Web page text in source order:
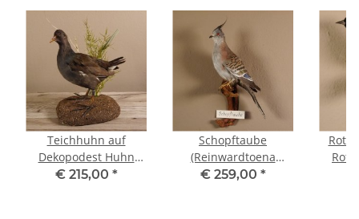
Teichhuhn auf
Dekopodest Huhn
taxidermy
€ 215,00 *
Schopftaube
(Reinwardtoena
crassirostris) Präparat
€ 259,00 *